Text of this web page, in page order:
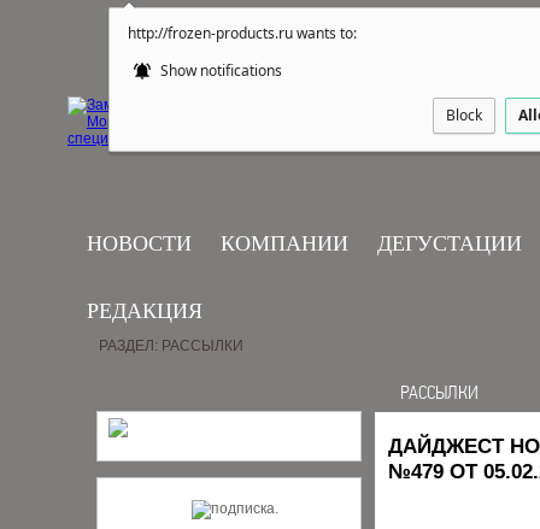
http://frozen-products.ru wants to:
Show notifications
Block
НОВОСТИ КОМПАНИИ ДЕГУСТАЦИИ
РЕДАКЦИЯ
РАЗДЕЛ: РАССЫЛКИ
РАССЫЛКИ
ДАЙДЖЕСТ
№479 ОТ